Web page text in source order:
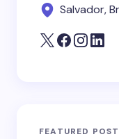
Salvador,
FEATURED